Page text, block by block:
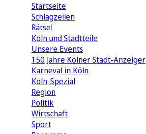
Startseite
Schlagzeilen
Rätsel
Köln und Stadtteile
Unsere Events
150 Jahre Kölner Stadt-Anzeiger
Karneval in Köln
Köln-Spezial
Region
Politik
Wirtschaft
Sport